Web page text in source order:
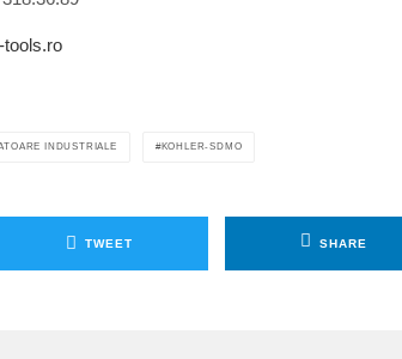
tools.ro
INDUSTRIALE KOHLER-SDMO
TWEET SHARE